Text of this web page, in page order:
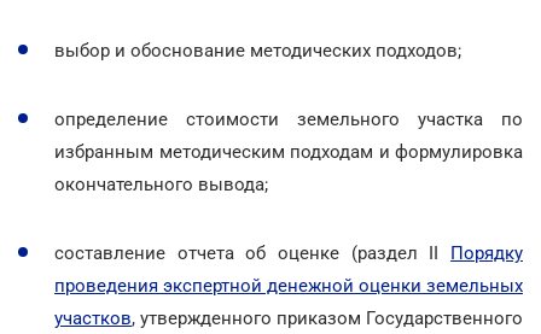
выбор и обоснование методических подходов;
определение стоимости земельного участка по
избранным методическим подходам и формулировка
окончательного вывода;
составление отчета об оценке (раздел ІІ Порядку
проведения экспертной денежной оценки земельных
участков, утвержденного приказом Государственного